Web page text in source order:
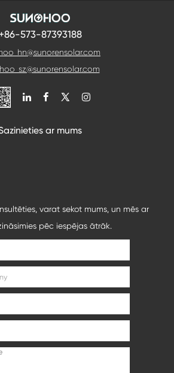
+86-573-87393188

ar mums
varat sekot mums, un mēs ar
pēc iespējas ātrāk.